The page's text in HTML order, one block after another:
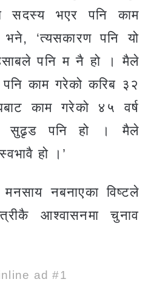
सदस्य भएर पनि काम
‘त्यसकारण पनि यो
पनि म नै हो । मैले
काम गरेको करिब ३२
काम गरेको ४५ वर्ष
सुढृड पनि हो । मैले
हो ।’
नबनाएका विष्टले
आश्वासनमा चुनाव
ad #1